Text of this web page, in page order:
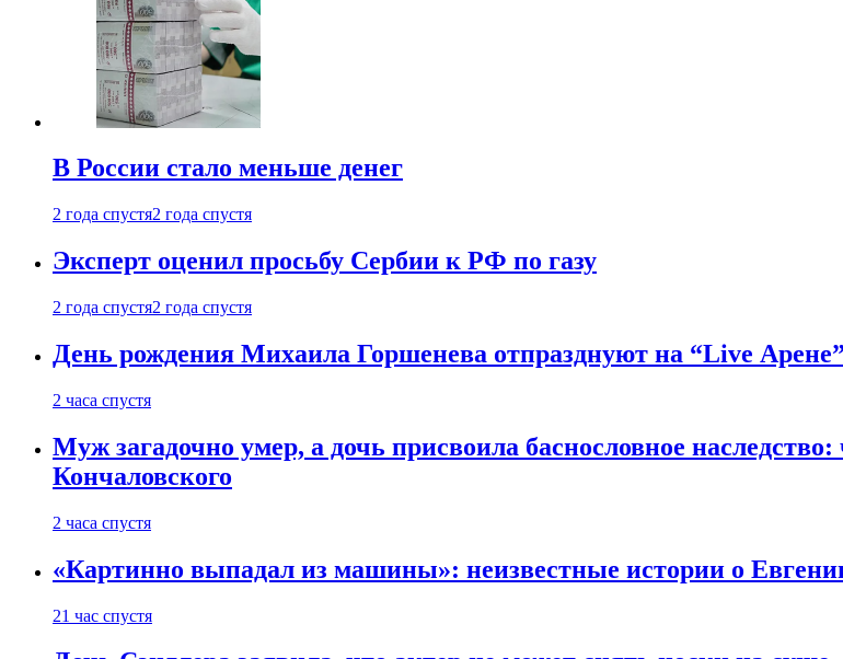
В России стало меньше денег
2 года спустя2 года спустя
Эксперт оценил просьбу Сербии к РФ по газу
2 года спустя2 года спустя
День рождения Михаила Горшенева отпразднуют на “Live
2 часа спустя
Муж загадочно умер, а дочь присвоила баснословное
Кончаловского
2 часа спустя
«Картинно выпадал из машины»: неизвестные истории о
21 час спустя